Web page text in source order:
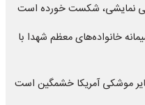
نمایشی، شکست خورده است
خانواده‌های معظم شهدا با
موشکی آمریکا خشمگین است